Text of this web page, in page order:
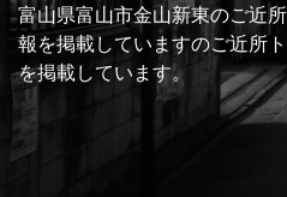
富山県富山市金山新東のご近
報を掲載していますのご近所
を掲載しています。